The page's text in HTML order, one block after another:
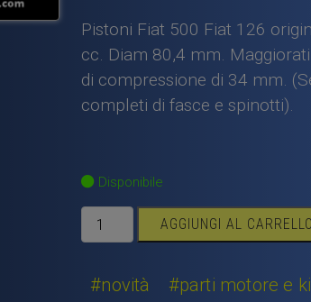
Pistoni Fiat 500 Fiat 126
cc. Diam 80,4 mm.
di compressione di 34 mm.
completi di fasce e spinotti).
Disponibile
Pistoni
Fiat
Fiat
AGGIUNGI AL CARRELLO
#novità
#parti motore e